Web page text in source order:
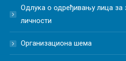
Одлука о одређивању лица за
личности
Организациона шема